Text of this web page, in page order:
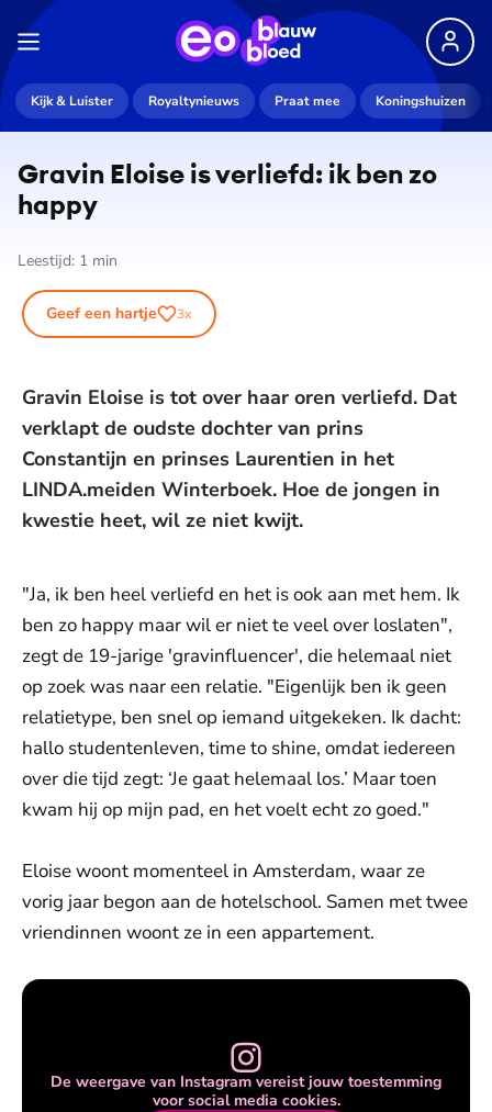
Kijk & Luister Royaltynieuws Praat mee Koningshuizen
Gravin Eloise is verliefd: ik ben zo
happy
Leestijd: 1 min
Geef een hartje 3x
Gravin Eloise is tot over haar oren verliefd. Dat
verklapt de oudste dochter van prins
Constantijn en prinses Laurentien in het
LINDA.meiden Winterboek. Hoe de jongen in
kwestie heet, wil ze niet kwijt.
"Ja, ik ben heel verliefd en het is ook aan met hem. Ik
ben zo happy maar wil er niet te veel over loslaten",
zegt de 19-jarige 'gravinfluencer', die helemaal niet
op zoek was naar een relatie. "Eigenlijk ben ik geen
relatietype, ben snel op iemand uitgekeken. Ik dacht:
hallo studentenleven, time to shine, omdat iedereen
over die tijd zegt: ‘Je gaat helemaal los.’ Maar toen
kwam hij op mijn pad, en het voelt echt zo goed."
Eloise woont momenteel in Amsterdam, waar ze
vorig jaar begon aan de hotelschool. Samen met twee
vriendinnen woont ze in een appartement.
De weergave van Instagram vereist jouw toestemming
voor social media cookies.